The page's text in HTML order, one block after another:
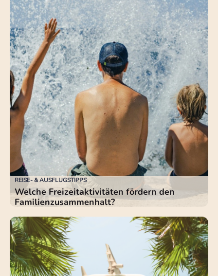
REISE- & AUSFLUGSTIPPS
Welche Freizeitaktivitäten fördern den
Familienzusammenhalt?